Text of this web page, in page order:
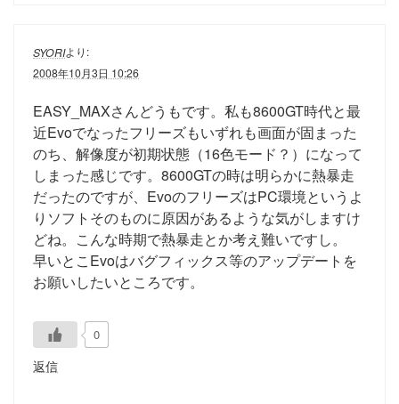
SYORIより:
2008年10月3日 10:26
EASY_MAXさんどうもです。私も8600GT時代と最
近Evoでなったフリーズもいずれも画面が固まった
のち、解像度が初期状態（16色モード？）になって
しまった感じです。8600GTの時は明らかに熱暴走
だったのですが、EvoのフリーズはPC環境というよ
りソフトそのものに原因があるような気がしますけ
どね。こんな時期で熱暴走とか考え難いですし。
早いとこEvoはバグフィックス等のアップデートを
お願いしたいところです。
0
返信